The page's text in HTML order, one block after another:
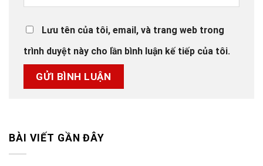
Lưu tên của tôi, email, và trang web trong
trình duyệt này cho lần bình luận kế tiếp của tôi.
BÀI VIẾT GẦN ĐÂY